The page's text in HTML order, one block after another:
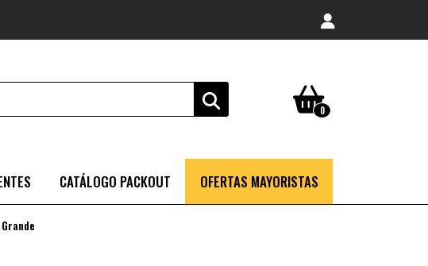
0
CATÁLOGO PACKOUT OFERTAS MAYORISTAS